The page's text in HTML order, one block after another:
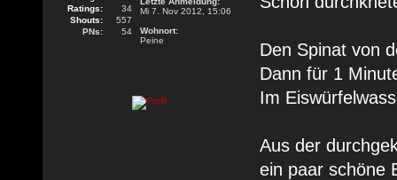
Ratings:
34
Shouts:
557
PNs:
54
Mi 7. Nov 2012, 15:06
Wohnort:
Peine
Den Spinat von
Dann für 1
Im
Aus der
ein paar schöne